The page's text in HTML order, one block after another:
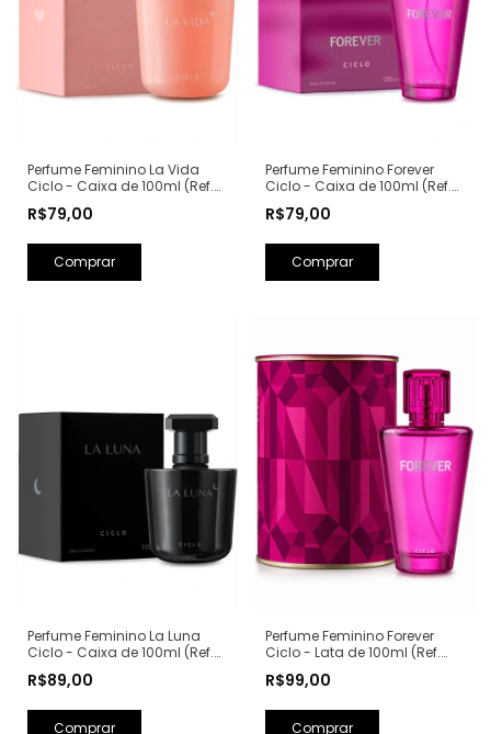
Perfume Feminino La Vida
Ciclo - Caixa de 100ml (Ref.
Lancôme)
R$79,00
Perfume Feminino Forever
Ciclo - Caixa de 100ml (Ref.
Spears)
R$79,00
Perfume Feminino La Luna
Ciclo - Caixa de 100ml (Ref.
Lancôme)
R$89,00
Perfume Feminino Forever
Ciclo - Lata de 100ml (Ref.
Spears)
R$99,00